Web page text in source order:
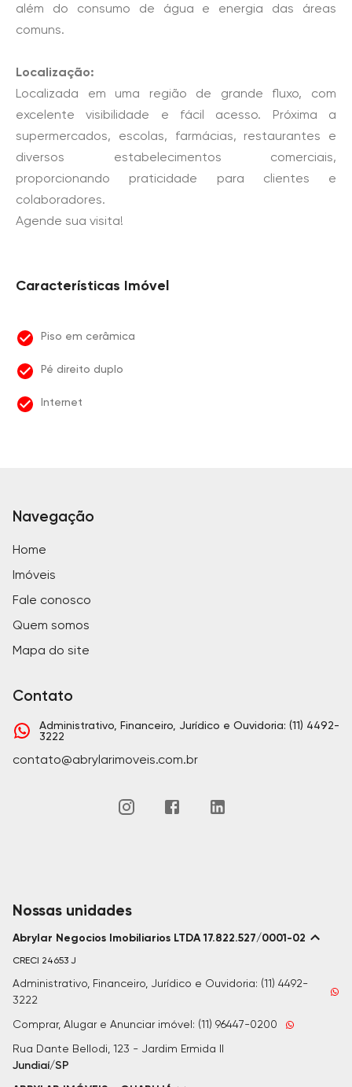
além do consumo de água e energia das áreas
comuns.
Localização:
Localizada em uma região de grande fluxo, com
excelente visibilidade e fácil acesso. Próxima a
supermercados, escolas, farmácias, restaurantes e
diversos estabelecimentos comerciais,
proporcionando praticidade para clientes e
colaboradores.
Agende sua visita!
Características Imóvel
Piso em cerâmica
Pé direito duplo
Internet
Navegação
Home
Imóveis
Fale conosco
Quem somos
Mapa do site
Contato
Administrativo, Financeiro, Jurídico e Ouvidoria: (11) 4492-
3222
contato@abrylarimoveis.com.br
Nossas unidades
Abrylar Negocios Imobiliarios LTDA 17.822.527/0001-02
CRECI 24653 J
Administrativo, Financeiro, Jurídico e Ouvidoria: (11) 4492-
3222
Comprar, Alugar e Anunciar imóvel: (11) 96447-0200
Rua Dante Bellodi, 123 - Jardim Ermida II
Jundiaí/SP